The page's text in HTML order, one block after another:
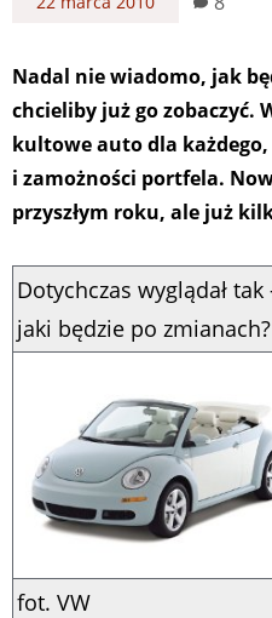
Nadal nie wiadomo, jak
chcieliby już go zobaczyć.
kultowe auto dla
i zamożności portfela.
przyszłym roku, ale już
Dotychczas wyglądał tak
jaki będzie po zmianach?
fot. VW